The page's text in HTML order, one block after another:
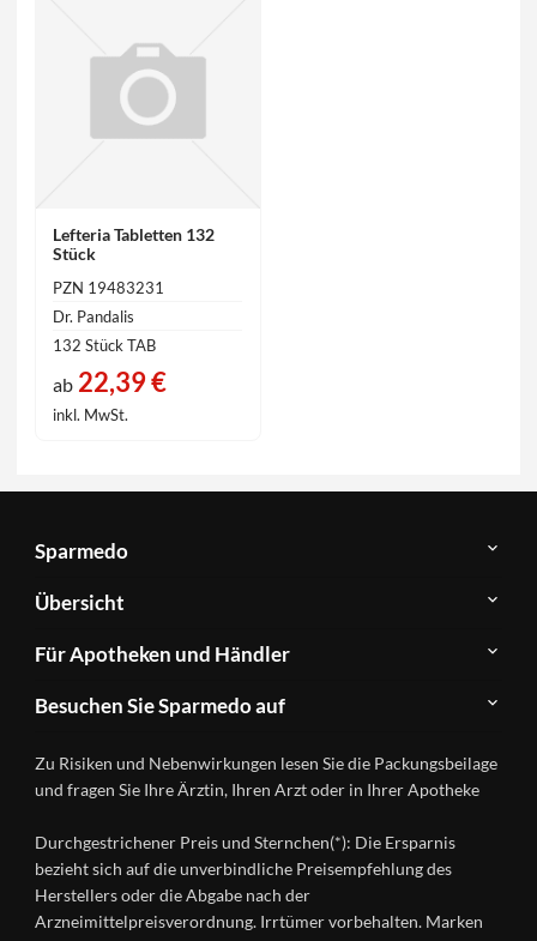
Lefteria Tabletten 132
Stück
PZN 19483231
Dr. Pandalis
132 Stück TAB
ab 22,39 €
inkl. MwSt.
Sparmedo
Über
Sparmedo
FAQ
Kontakt
Datenschutz
Nutzungsbedingungen
Übersicht
Herstellerverzeichnis
Produkte
A-
Ratgeber
Wirkstoffe
Gesundheitsmagazin
Für Apotheken und Händler
&
Händlerlogin
Besuchen Sie Sparmedo auf
Instagram
Zu Risiken und Nebenwirkungen lesen Sie die Packungsbeilage
und fragen Sie Ihre Ärztin, Ihren Arzt oder in Ihrer Apotheke
Durchgestrichener Preis und Sternchen(*): Die Ersparnis
bezieht sich auf die unverbindliche Preisempfehlung des
Herstellers oder die Abgabe nach der
Arzneimittelpreisverordnung. Irrtümer vorbehalten. Marken